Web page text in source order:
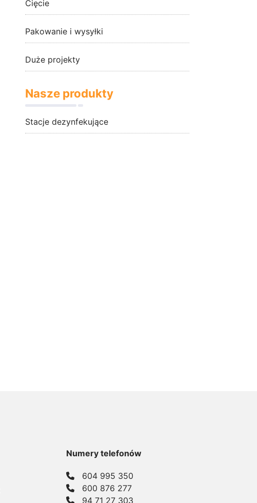
Cięcie
Pakowanie i wysyłki
Duże projekty
Nasze produkty
Stacje dezynfekujące
Numery telefonów
604 995 350
600 876 277
94 71 27 303